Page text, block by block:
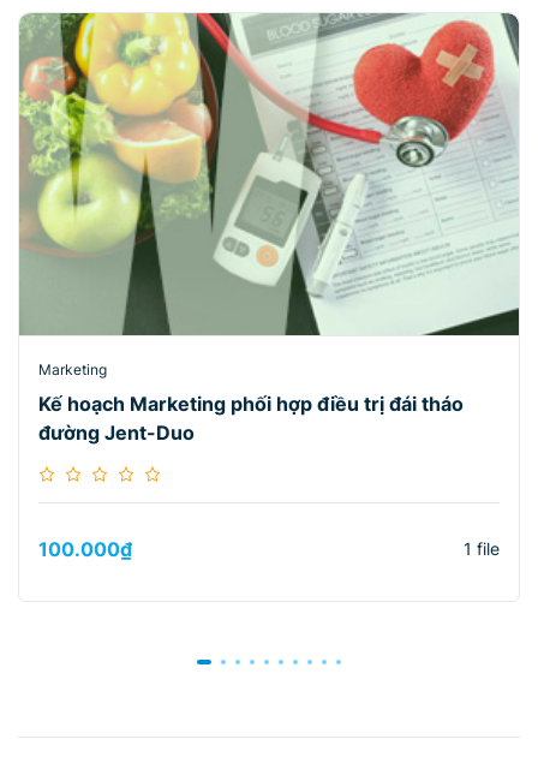
Marketing
Kế hoạch Marketing phối hợp điều trị đái tháo
đường Jent-Duo
100.000₫ 1 file